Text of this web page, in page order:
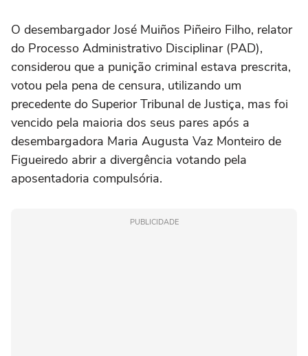
O desembargador José Muiños Piñeiro Filho, relator
do Processo Administrativo Disciplinar (PAD),
considerou que a punição criminal estava prescrita,
votou pela pena de censura, utilizando um
precedente do Superior Tribunal de Justiça, mas foi
vencido pela maioria dos seus pares após a
desembargadora Maria Augusta Vaz Monteiro de
Figueiredo abrir a divergência votando pela
aposentadoria compulsória.
PUBLICIDADE